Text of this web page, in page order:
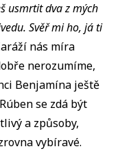
usmrtit dva z mých
Svěř mi ho, já ti
nás míra
nerozumíme,
Benjamína ještě
se zdá být
a způsoby,
vybíravé.